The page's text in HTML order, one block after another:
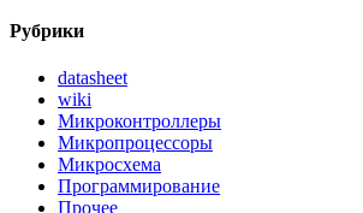
Рубрики
datasheet
wiki
Микроконтроллеры
Микропроцессоры
Микросхема
Программирование
Прочее